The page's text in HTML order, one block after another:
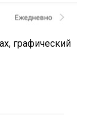
графический